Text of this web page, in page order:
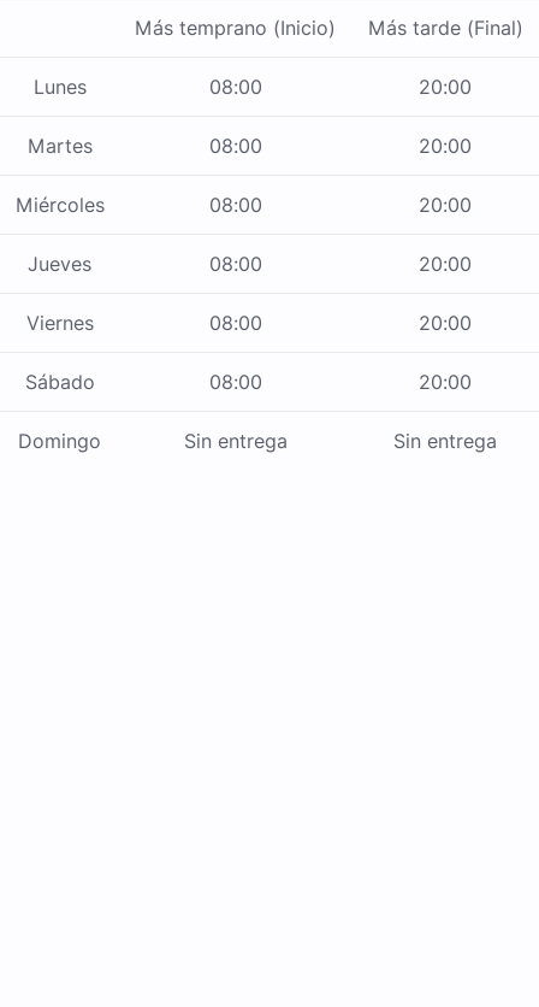
Más temprano (Inicio) Más tarde (Final)
Lunes 08:00 20:00
Martes 08:00 20:00
Miércoles 08:00 20:00
Jueves 08:00 20:00
Viernes 08:00 20:00
Sábado 08:00 20:00
Domingo Sin entrega Sin entrega